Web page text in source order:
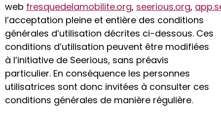
web fresquedelamobilite.org, seerious.org,
l’acceptation pleine et entière des conditions
générales d’utilisation décrites ci-dessous. Ces
conditions d’utilisation peuvent être modifiées
à l’initiative de Seerious, sans préavis
particulier. En conséquence les personnes
utilisatrices sont donc invitées à consulter ces
conditions générales de manière régulière.